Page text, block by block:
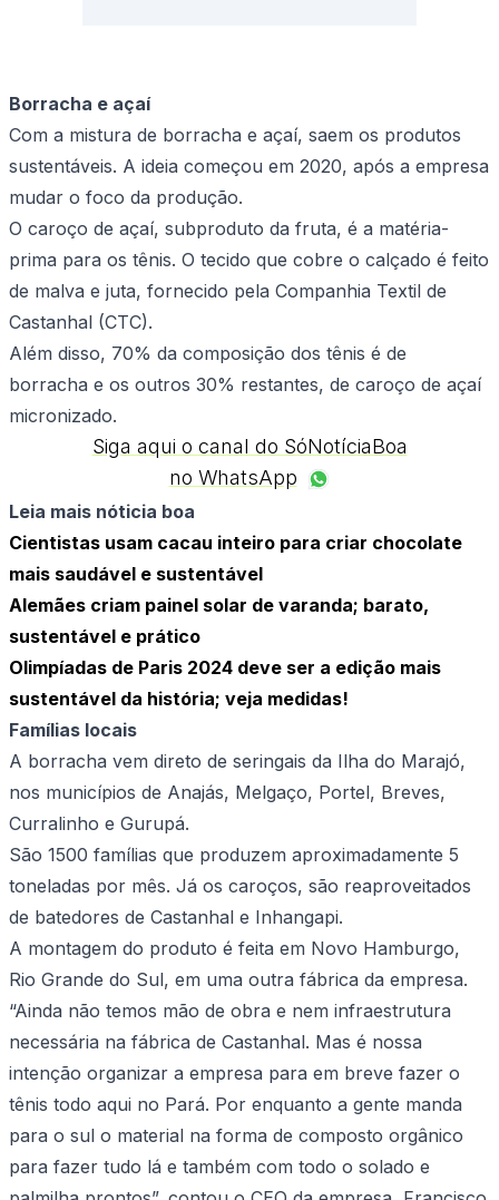
Borracha e açaí
Com a mistura de borracha e açaí, saem os produtos
sustentáveis. A ideia começou em 2020, após a empresa
mudar o foco da produção.
O caroço de açaí, subproduto da fruta, é a matéria-
prima para os tênis. O tecido que cobre o calçado é feito
de malva e juta, fornecido pela Companhia Textil de
Castanhal (CTC).
Além disso, 70% da composição dos tênis é de
borracha e os outros 30% restantes, de caroço de açaí
micronizado.
Siga aqui o canal do SóNotíciaBoa
no WhatsApp
Leia mais nóticia boa
Cientistas usam cacau inteiro para criar chocolate
mais saudável e sustentável
Alemães criam painel solar de varanda; barato,
sustentável e prático
Olimpíadas de Paris 2024 deve ser a edição mais
sustentável da história; veja medidas!
Famílias locais
A borracha vem direto de seringais da Ilha do Marajó,
nos municípios de Anajás, Melgaço, Portel, Breves,
Curralinho e Gurupá.
São 1500 famílias que produzem aproximadamente 5
toneladas por mês. Já os caroços, são reaproveitados
de batedores de Castanhal e Inhangapi.
A montagem do produto é feita em Novo Hamburgo,
Rio Grande do Sul, em uma outra fábrica da empresa.
“Ainda não temos mão de obra e nem infraestrutura
necessária na fábrica de Castanhal. Mas é nossa
intenção organizar a empresa para em breve fazer o
tênis todo aqui no Pará. Por enquanto a gente manda
para o sul o material na forma de composto orgânico
para fazer tudo lá e também com todo o solado e